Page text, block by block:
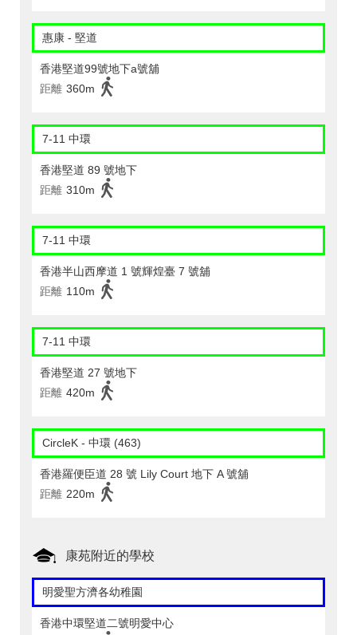
惠康 - 堅道
香港堅道99號地下a號舖
距離 360m
7-11 中環
香港堅道 89 號地下
距離 310m
7-11 中環
香港半山西摩道 1 號輝煌臺 7 號舖
距離 110m
7-11 中環
香港堅道 27 號地下
距離 420m
CircleK - 中環 (463)
香港羅便臣道 28 號 Lily Court 地下 A 號舖
距離 220m
康苑附近的學校
明愛聖方濟各幼稚園
香港中環堅道二號明愛中心